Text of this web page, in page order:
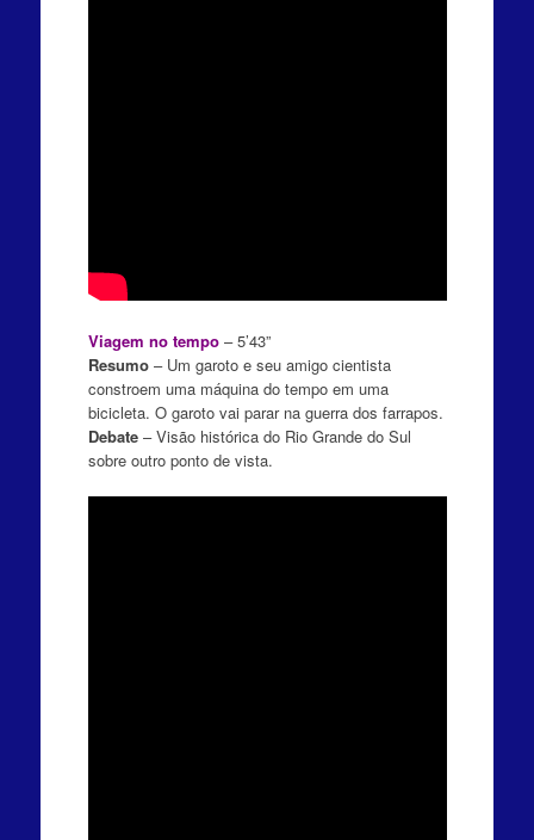
Viagem no tempo– 5’43”
Resumo– Um garoto e seu amigo cientista
constroem uma máquina do tempo em uma
bicicleta. O garoto vai parar na guerra dos farrapos.
Debate– Visão histórica do Rio Grande do Sul
sobre outro ponto de vista.